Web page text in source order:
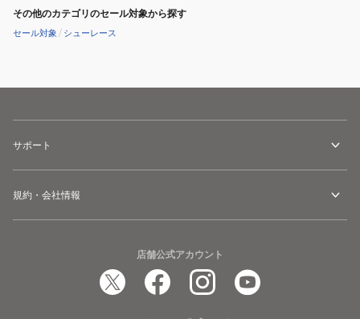
その他のカテゴリのセール対象から探す
セール対象 / シューレース
サポート
規約・会社情報
店舗公式アカウント